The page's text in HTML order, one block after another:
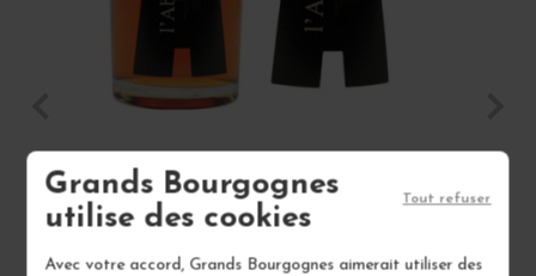
Grands Bourgognes
utilise des cookies
Avec votre accord, Grands Bourgognes aimerait utiliser des
Tout refuser
LIQUEUR D'ABRICOT "L'ABRICOT DU ROULOT"
Liqueurs
DOMAINE ROULOT